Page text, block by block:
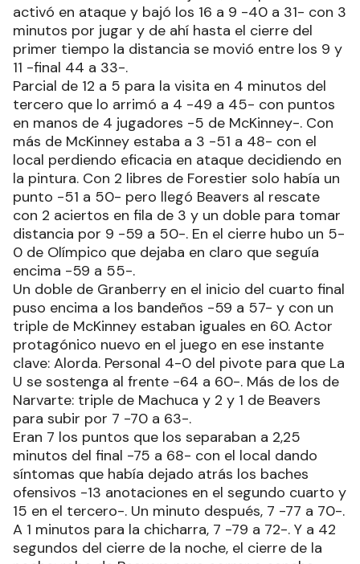
activó en ataque y bajó los 16 a 9 -40 a 31- con 3
minutos por jugar y de ahí hasta el cierre del
primer tiempo la distancia se movió entre los 9 y
11 -final 44 a 33-.
Parcial de 12 a 5 para la visita en 4 minutos del
tercero que lo arrimó a 4 -49 a 45- con puntos
en manos de 4 jugadores -5 de McKinney-. Con
más de McKinney estaba a 3 -51 a 48- con el
local perdiendo eficacia en ataque decidiendo en
la pintura. Con 2 libres de Forestier solo había un
punto -51 a 50- pero llegó Beavers al rescate
con 2 aciertos en fila de 3 y un doble para tomar
distancia por 9 -59 a 50-. En el cierre hubo un 5-
0 de Olímpico que dejaba en claro que seguía
encima -59 a 55-.
Un doble de Granberry en el inicio del cuarto final
puso encima a los bandeños -59 a 57- y con un
triple de McKinney estaban iguales en 60. Actor
protagónico nuevo en el juego en ese instante
clave: Alorda. Personal 4-0 del pivote para que La
U se sostenga al frente -64 a 60-. Más de los de
Narvarte: triple de Machuca y 2 y 1 de Beavers
para subir por 7 -70 a 63-.
Eran 7 los puntos que los separaban a 2,25
minutos del final -75 a 68- con el local dando
síntomas que había dejado atrás los baches
ofensivos -13 anotaciones en el segundo cuarto y
15 en el tercero-. Un minuto después, 7 -77 a 70-.
A 1 minutos para la chicharra, 7 -79 a 72-. Y a 42
segundos del cierre de la noche, el cierre de la